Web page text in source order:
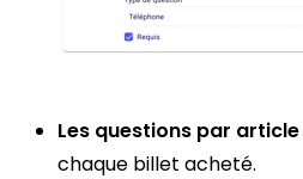
Les questions par article
chaque billet acheté.